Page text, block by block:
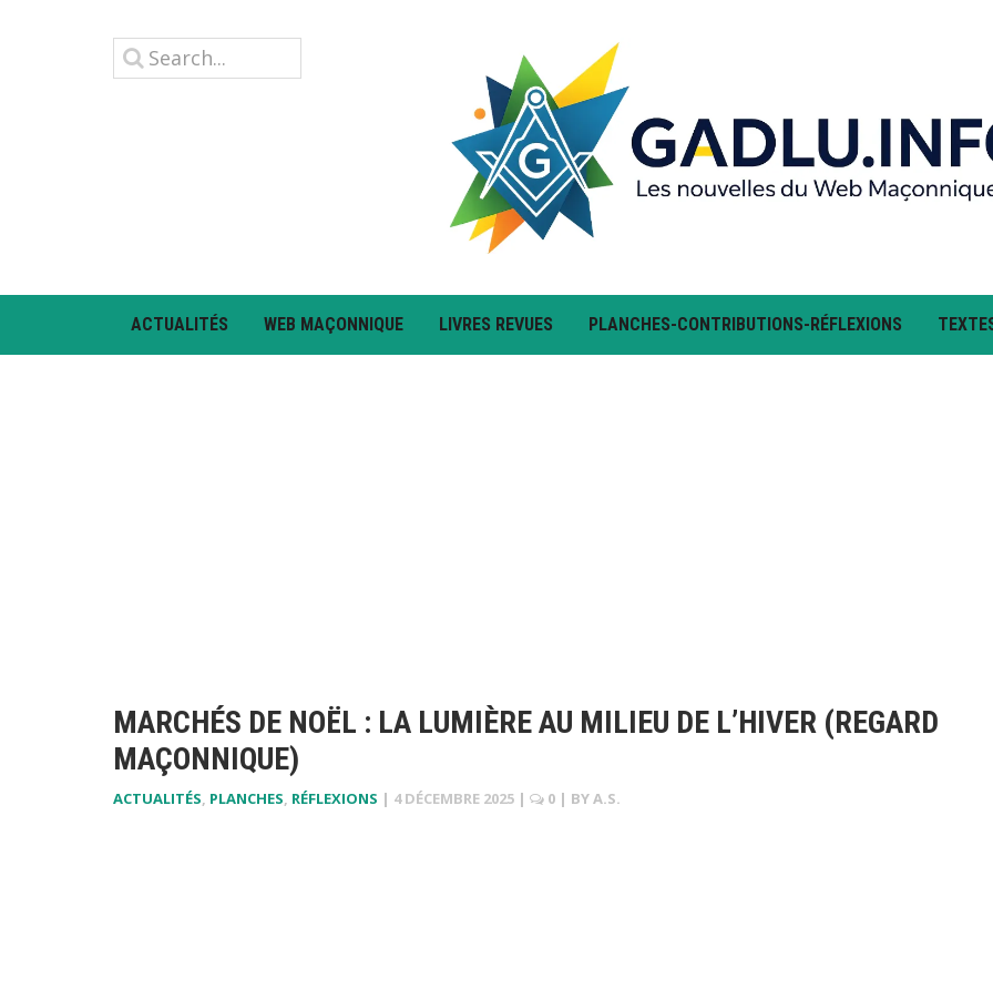
ACTUALITÉS WEB MAÇONNIQUE LIVRES REVUES PLANCHES-CONTRIBUTIONS-RÉFLEXIONS
MARCHÉS DE NOËL : LA LUMIÈRE AU MILIEU DE L’HIVER (REGARD
MAÇONNIQUE)
ACTUALITÉS, PLANCHES, RÉFLEXIONS | 4 DÉCEMBRE 2025 | 0 | BYA.S.